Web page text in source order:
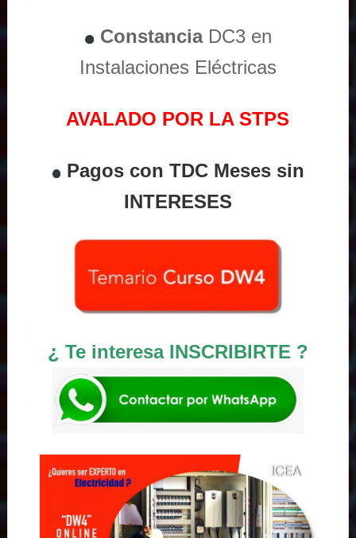
ConstanciaDC3 en
Instalaciones Eléctricas
AVALADO POR LA STPS
Pagos con TDC Meses sin
INTERESES
¿ Te interesa INSCRIBIRTE ?